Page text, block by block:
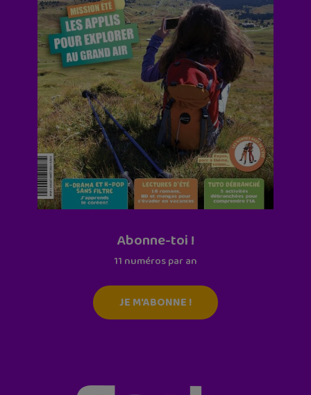
Abonne-toi !
11 numéros par an
JE M'ABONNE !